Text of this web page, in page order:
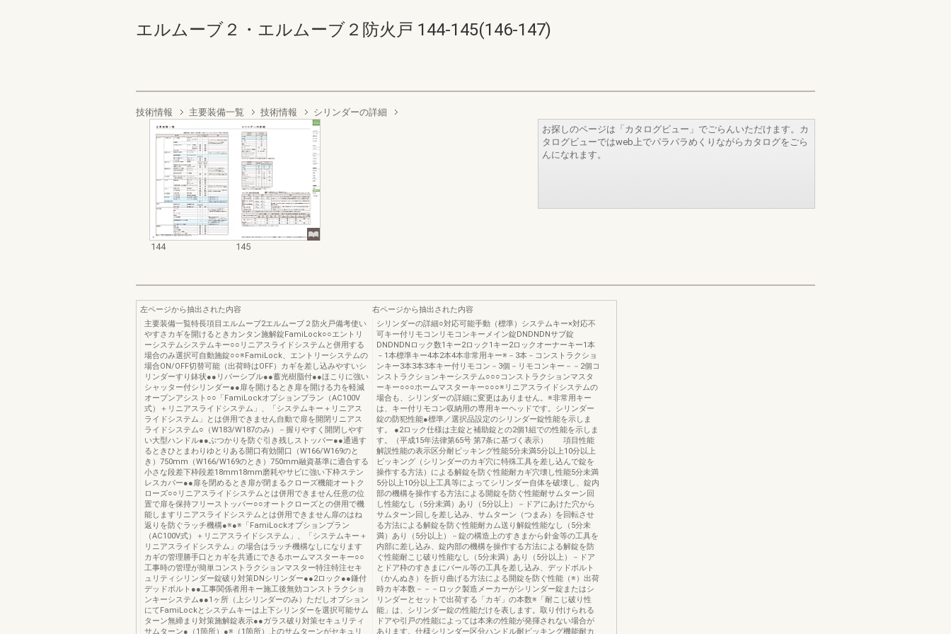
エルムーブ２・エルムーブ２防火戸 144-145(146-147)
技術情報 主要装備一覧 技術情報 シリンダーの詳細
144 145
お探しのページは「カタログビュー」でごらんいただけます。カ
タログビューではweb上でパラパラめくりながらカタログをごら
んになれます。
左ページから抽出された内容
主要装備一覧特長項目エルムーブ2エルムーブ２防火戸備考使い
やすさカギを開けるときカンタン施解錠FamiLock○○エントリ
ーシステムシステムキー○○リニアスライドシステムと併用する
場合のみ選択可自動施錠○○※FamiLock、エントリーシステムの
場合ON/OFF切替可能（出荷時はOFF）カギを差し込みやすいシ
リンダーすり鉢状●●リバーシブル●●蓄光樹脂付●●ほこりに強い
シャッター付シリンダー●●扉を開けるとき扉を開ける力を軽減
オープンアシスト○○「FamiLockオプションプラン（AC100V
式）＋リニアスライドシステム」、「システムキー＋リニアス
ライドシステム」とは併用できません自動で扉を開閉リニアス
ライドシステム○（W183/W187のみ）－握りやすく開閉しやす
い大型ハンドル●●ぶつかりを防ぐ引き残しストッパー●●通過す
るときひとまわりゆとりある開口有効開口（W166/W169のと
き）750mm（W166/W169のとき）750mm融資基準に適合する
小さな段差下枠段差18mm18mm磨耗やサビに強い下枠ステン
レスカバー●●扉を閉めるとき扉が閉まるクローズ機能オートク
ローズ○○リニアスライドシステムとは併用できません任意の位
置で扉を保持フリーストッパー○○オートクローズとの併用で機
能しますリニアスライドシステムとは併用できません扉のはね
返りを防ぐラッチ機構●※●※「FamiLockオプションプラン
（AC100V式）＋リニアスライドシステム」、「システムキー＋
リニアスライドシステム」の場合はラッチ機構なしになります
カギの管理勝手口とカギを共通にできるホームマスターキー○○
工事時の管理が簡単コンストラクションマスター特注特注セキ
ュリティシリンダー錠破り対策DNシリンダー●●2ロック●●鎌付
デッドボルト●●工事関係者用キー施工後無効コンストラクショ
ンキーシステム●●1ヶ所（上シリンダーのみ）ただしオプション
にてFamiLockとシステムキーは上下シリンダーを選択可能サム
ターン無締まり対策施解錠表示●●ガラス破り対策セキュリティ
サムターン●（1箇所）●※（1箇所）上のサムターンがセキュリ
右ページから抽出された内容
シリンダーの詳細○対応可能手動（標準）システムキー×対応不
可キー付リモコンリモコンキーメイン錠DNDNDNサブ錠
DNDNDNロック数1キー2ロック1キー2ロックオーナーキー1本
－1本標準キー4本2本4本非常用キー※－3本－コンストラクショ
ンキー3本3本3本キー付リモコン－3個－リモコンキー－－2個コ
ンストラクションキーシステム○○○コンストラクションマスタ
ーキー○○○ホームマスターキー○○○※リニアスライドシステムの
場合も、シリンダーの詳細に変更はありません。※非常用キー
は、キー付リモコン収納用の専用キーヘッドです。シリンダー
錠の防犯性能●標準／選択品設定のシリンダー錠性能を示しま
す。 ●2ロック仕様は主錠と補助錠との2個1組での性能を示しま
す。（平成15年法律第65号 第7条に基づく表示） 項目性能
解説性能の表示区分耐ピッキング性能5分未満5分以上10分以上
ピッキング（シリンダーのカギ穴に特殊工具を差し込んで錠を
操作する方法）による解錠を防ぐ性能耐カギ穴壊し性能5分未満
5分以上10分以上工具等によってシリンダー自体を破壊し、錠内
部の機構を操作する方法による開錠を防ぐ性能耐サムターン回
し性能なし（5分未満）あり（5分以上）－ドアにあけた穴から
サムターン回しを差し込み、サムターン（つまみ）を回転させ
る方法による解錠を防ぐ性能耐カム送り解錠性能なし（5分未
満）あり（5分以上）－錠の構造上のすきまから針金等の工具を
内部に差し込み、錠内部の機構を操作する方法による解錠を防
ぐ性能耐こじ破り性能なし（5分未満）あり（5分以上）－ドア
とドア枠のすきまにバール等の工具を差し込み、デッドボルト
（かんぬき）を折り曲げる方法による開錠を防ぐ性能（※）出荷
時カギ本数－－－ロック製造メーカーがシリンダー錠またはシ
リンダーとセットで出荷する「カギ」の本数※「耐こじ破り性
能」は、シリンダー錠の性能だけを表します。取り付けられる
ドアや引戸の性能によっては本来の性能が発揮されない場合が
あります。仕様シリンダー区分ハンドル耐ピッキング機能耐カ